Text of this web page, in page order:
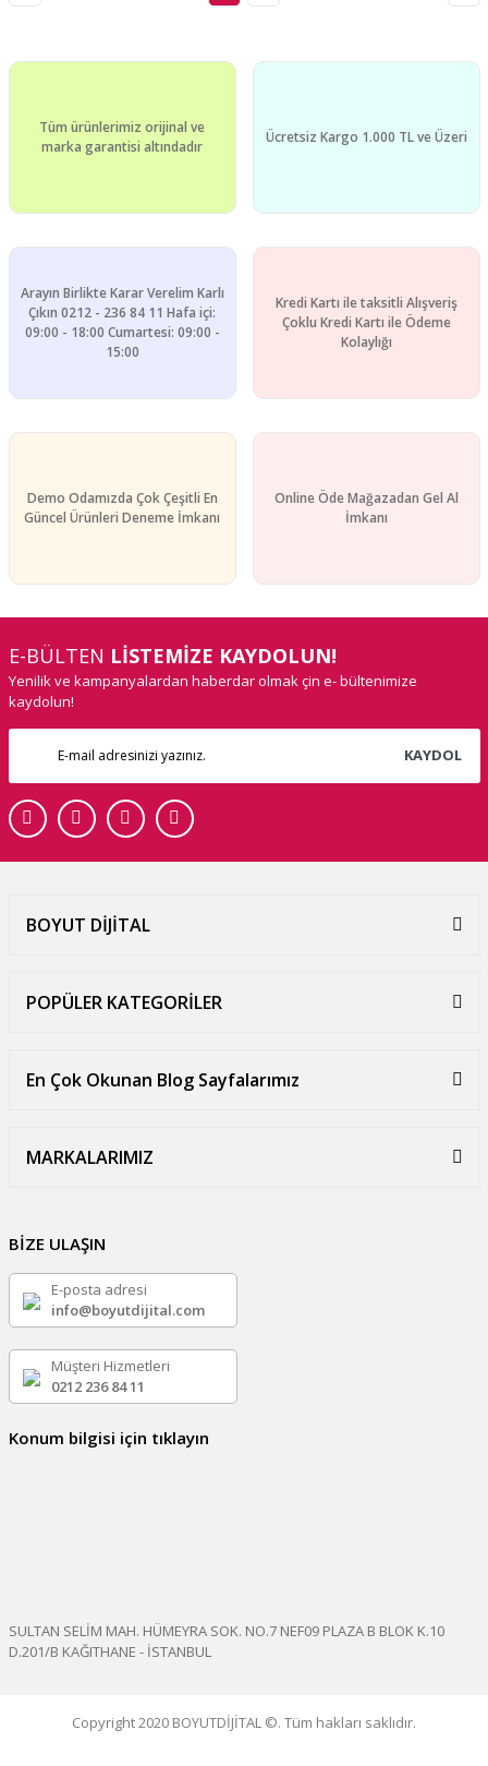
Tüm ürünlerimiz orijinal ve
marka garantisi altındadır
Ücretsiz Kargo 1.000 TL ve Üzeri
Arayın Birlikte Karar Verelim Karlı
Çıkın 0212 - 236 84 11 Hafa içi:
09:00 - 18:00 Cumartesi: 09:00 -
15:00
Kredi Kartı ile taksitli Alışveriş
Çoklu Kredi Kartı ile Ödeme
Kolaylığı
Demo Odamızda Çok Çeşitli En
Güncel Ürünleri Deneme İmkanı
Online Öde Mağazadan Gel Al
İmkanı
E-BÜLTEN LİSTEMİZE KAYDOLUN!
Yenilik ve kampanyalardan haberdar olmak çin e- bültenimize
kaydolun!
KAYDOL
BOYUT DİJİTAL
POPÜLER KATEGORİLER
En Çok Okunan Blog Sayfalarımız
MARKALARIMIZ
BİZE ULAŞIN
E-posta adresi
info@boyutdijital.com
Müşteri Hizmetleri
0212 236 84 11
Konum bilgisi için tıklayın
SULTAN SELİM MAH. HÜMEYRA SOK. NO.7 NEF09 PLAZA B BLOK K.10
D.201/B KAĞITHANE - İSTANBUL
Copyright 2020 BOYUTDİJİTAL ©. Tüm hakları saklıdır.